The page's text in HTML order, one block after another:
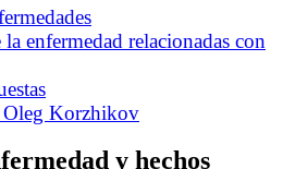
la enfermedad relacionadas con
Oleg Korzhikov
y hechos